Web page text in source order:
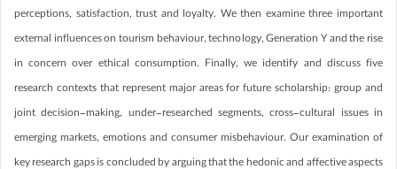
perceptions, satisfaction, trust and loyalty. We then examine three important
external influences on tourism behaviour, technology, Generation Y and the rise
in concern over ethical consumption. Finally, we identify and discuss five
research contexts that represent major areas for future scholarship: group and
joint decision-making, under-researched segments, cross-cultural issues in
emerging markets, emotions and consumer misbehaviour. Our examination of
key research gaps is concluded by arguing that the hedonic and affective aspects